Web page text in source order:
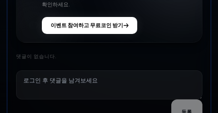
확인하세요.
이벤트 참여하고 무료코인 받기
댓글이 없습니다.
등록